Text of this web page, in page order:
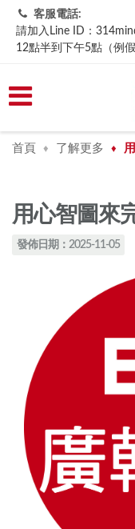
客服電話:
請加入Line ID：
12點半到下午5點（例
首頁 ♦ 了解更多 ♦
用心智圖來
發佈日期：2025-11-05